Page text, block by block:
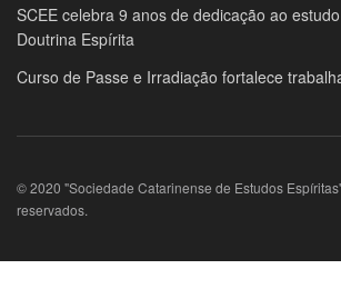
SCEE celebra 9 anos de dedicação ao
Doutrina Espírita
Curso de Passe e Irradiação fortalece
© 2020 "Sociedade Catarinense de Estudos
reservados.